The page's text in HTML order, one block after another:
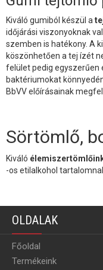
Kiváló gumiból készül a
időjárási viszonyoknak
szemben is hatékony. A
köszönhetően a tej ízét
felület pedig egyszerűen
baktériumokat
BbVV előírásainak
Sörtömlő,
Kiváló
-os etilalkohol
OLDALAK
Főoldal
Termékeink